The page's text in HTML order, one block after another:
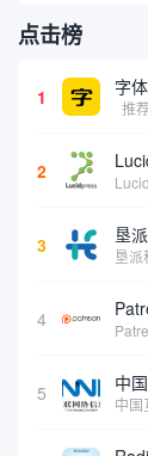
点击榜
1 字
推
2
3 垦
4
5 中